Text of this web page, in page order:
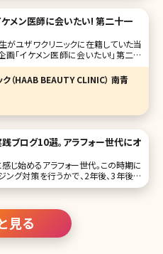
メン医師に会いたい! 第二十一
ユザワクリニックに在籍していた当
画「イケメン医師に会いたい!」第二十
るユザワクリニック（yuzawa clinic）
うたろう）先生です。 湯澤勇典院
は、目元整形と小顔整形がメイン
（HAAB BEAUTY CLINIC） 南青
ブログ10選。アラフォー世代にオ
じ始めるアラフォー世代。この時期に
ング対策を行うかで、2年後、3年後に
から、ぜひしっかりと対策を取ってお
るアンチエイジング対策をご紹介して
見る